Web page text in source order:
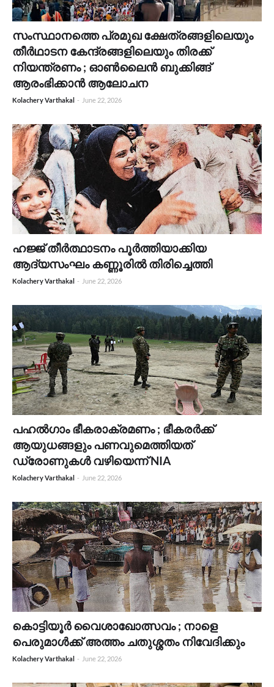
സംസ്ഥാനത്തെ പ്രമുഖ ക്ഷേത്രങ്ങളിലെയും
തീർഥാടന കേന്ദ്രങ്ങളിലെയും തിരക്ക്
നിയന്ത്രണം ; ഓൺലൈൻ ബുക്കിങ്ങ്
ആരംഭിക്കാൻ ആലോചന
Kolachery Varthakal - June 22, 2026
ഹജ്ജ് തീർത്ഥാടനം പൂർത്തിയാക്കിയ
ആദ്യസംഘം കണ്ണൂരിൽ തിരിച്ചെത്തി
Kolachery Varthakal - June 22, 2026
പഹൽഗാം ഭീകരാക്രമണം ; ഭീകരർക്ക്
ആയുധങ്ങളും പണവുമെത്തിയത്
ഡ്രോണുകൾ വഴിയെന്ന് NIA
Kolachery Varthakal - June 22, 2026
കൊട്ടിയൂർ വൈശാഖോത്സവം ; നാളെ
പെരുമാൾക്ക് അത്തം ചതുശ്ശതം നിവേദിക്കും
Kolachery Varthakal - June 22, 2026